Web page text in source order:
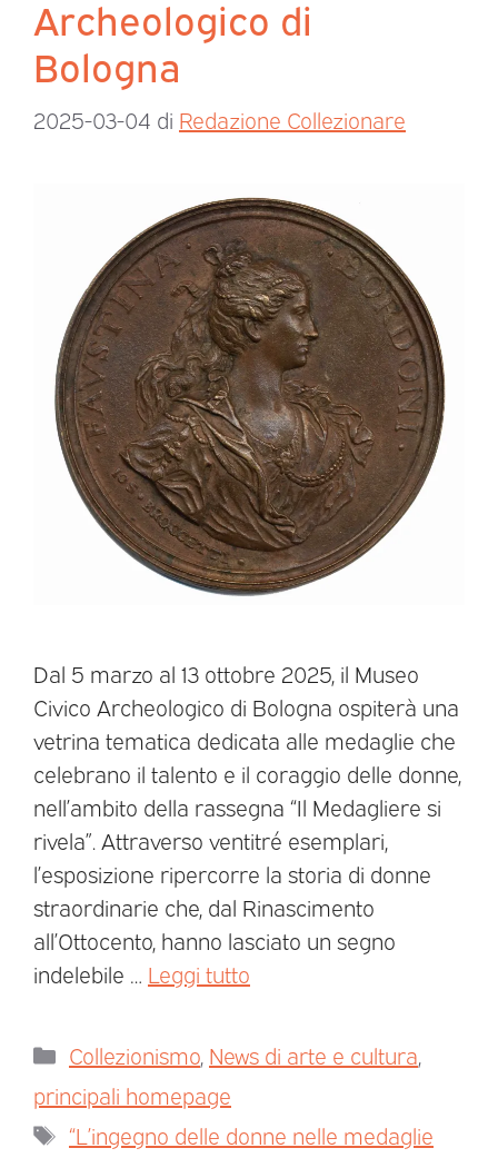
Archeologico di
Bologna
2025-03-04 di Redazione Collezionare
Dal 5 marzo al 13 ottobre 2025, il Museo
Civico Archeologico di Bologna ospiterà una
vetrina tematica dedicata alle medaglie che
celebrano il talento e il coraggio delle donne,
nell’ambito della rassegna “Il Medagliere si
rivela”. Attraverso ventitré esemplari,
l’esposizione ripercorre la storia di donne
straordinarie che, dal Rinascimento
all’Ottocento, hanno lasciato un segno
indelebile … Leggi tutto
Collezionismo News di arte e cultura
principali homepage
“L’ingegno delle donne nelle medaglie